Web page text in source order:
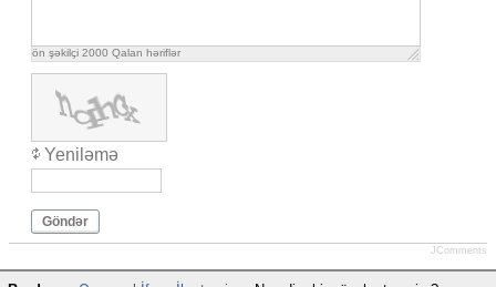
ön şəkilçi 2000 Qalan həriflər
Yeniləmə
Göndər
JComments